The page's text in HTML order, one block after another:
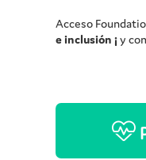
Acceso
e inclusión ¡y